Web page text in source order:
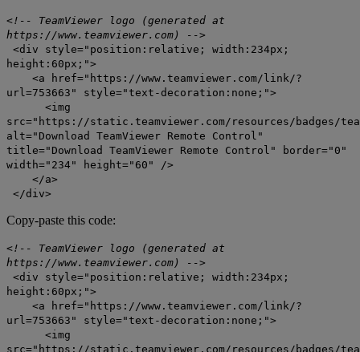
<!-- TeamViewer logo (generated at
https://www.teamviewer.com) -->
<div style="position:relative; width:234px;
height:60px;">
<a href="https://www.teamviewer.com/link/?
url=753663" style="text-decoration:none;">
<img
src="https://static.teamviewer.com/resources/badges/
alt="Download TeamViewer Remote Control"
title="Download TeamViewer Remote Control" border="0"
width="234" height="60" />
</a>
</div>
Copy-paste this code:
<!-- TeamViewer logo (generated at
https://www.teamviewer.com) -->
<div style="position:relative; width:234px;
height:60px;">
<a href="https://www.teamviewer.com/link/?
url=753663" style="text-decoration:none;">
<img
src="https://static.teamviewer.com/resources/badges/